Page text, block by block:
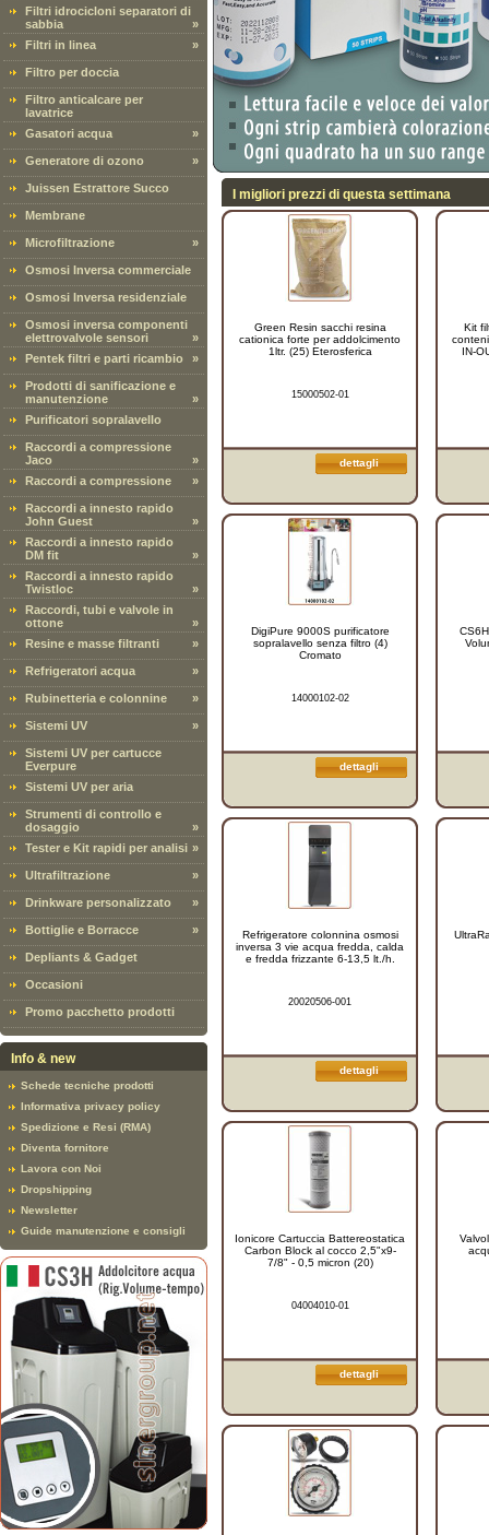
Filtri idrocicloni separatori di
sabbia
»
Filtri in linea
»
Filtro per doccia
Filtro anticalcare per
lavatrice
Gasatori acqua
»
Generatore di ozono »
Juissen Estrattore Succo
Membrane
Microfiltrazione »
Osmosi Inversa commerciale
Osmosi Inversa residenziale
Osmosi inversa componenti
elettrovalvole sensori
»
Pentek filtri e parti ricambio
»
Prodotti di sanificazione e
manutenzione
»
Purificatori sopralavello
Raccordi a compressione
Jaco
»
Raccordi a compressione
»
Raccordi a innesto rapido
John Guest
»
Raccordi a innesto rapido
DM fit
»
Raccordi a innesto rapido
Twistloc
»
Raccordi, tubi e valvole in
ottone
»
Resine e masse filtranti
»
Refrigeratori acqua »
Rubinetteria e colonnine »
Sistemi UV »
Sistemi UV per cartucce
Everpure
Sistemi UV per aria
Strumenti di controllo e
dosaggio
»
Tester e Kit rapidi per analisi »
Ultrafiltrazione »
Drinkware personalizzato »
Bottiglie e Borracce »
Depliants & Gadget
Occasioni
Promo pacchetto prodotti
Info & new
Schede tecniche prodotti
Informativa privacy policy
Spedizione e Resi (RMA)
Diventa fornitore
Lavora con Noi
Dropshipping
Newsletter
Guide manutenzione e consigli
I migliori prezzi di questa settimana
Green Resin sacchi resina
cationica forte per addolcimento
1ltr. (25) Eterosferica
15000502-01
dettagli
Kit
IN-
DigiPure 9000S purificatore
sopralavello senza filtro (4)
Cromato
14000102-02
dettagli
Refrigeratore colonnina osmosi
inversa 3 vie acqua fredda, calda
e fredda frizzante 6-13,5 lt./h.
20020506-001
dettagli
Ionicore Cartuccia Battereostatica
Carbon Block al cocco 2,5"x9-
7/8" - 0,5 micron (20)
04004010-01
dettagli